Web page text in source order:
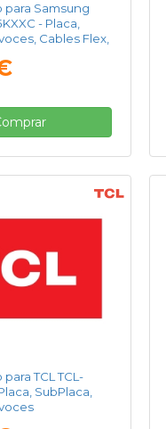
para Samsung
- Placa,
Cables Flex,
TCL TCL-
SubPlaca,